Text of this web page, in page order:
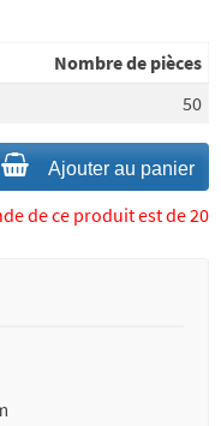
Nombre de pièces
50
Ajouter au panier
de ce produit est de 20